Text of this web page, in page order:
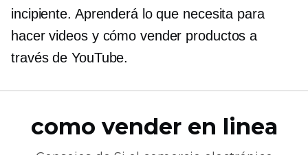
incipiente. Aprenderá lo que necesita para
hacer videos y cómo vender productos a
través de YouTube.
como vender en linea